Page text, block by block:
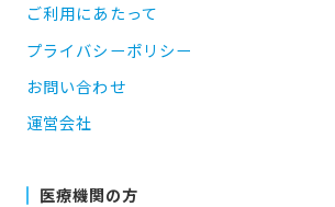
ご利用にあたって
プライバシーポリシー
お問い合わせ
運営会社
医療機関の方